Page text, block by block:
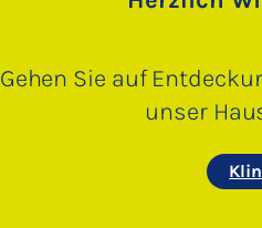
Gehen Sie auf
unser